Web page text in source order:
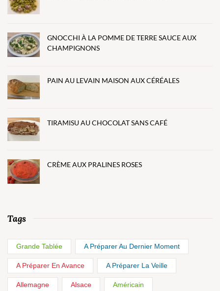
GNOCCHI À LA POMME DE TERRE SAUCE AUX
CHAMPIGNONS
PAIN AU LEVAIN MAISON AUX CÉRÉALES
TIRAMISU AU CHOCOLAT SANS CAFÉ
CRÈME AUX PRALINES ROSES
Tags
Grande Tablée A Préparer Au Dernier Moment
A Préparer En Avance A Préparer La Veille
Allemagne Alsace Américain